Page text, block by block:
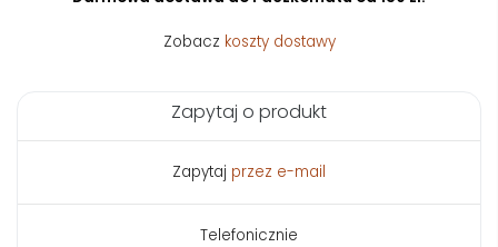
Zobacz koszty dostawy
Zapytaj o produkt
Zapytaj przez e-mail
Telefonicznie